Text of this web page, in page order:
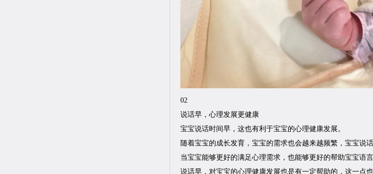
02
说话早，心理发展更健康
宝宝说话时间早，这也有利于宝宝的心理健康发展。
随着宝宝的成长发育，宝宝的需求也会越来越频繁，宝宝说
当宝宝能够更好的满足心理需求，也能够更好的帮助宝宝语
说话早，对宝宝的心理健康发展也是有一定帮助的，这一点